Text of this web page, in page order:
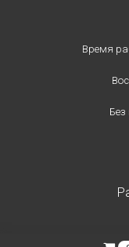
Время